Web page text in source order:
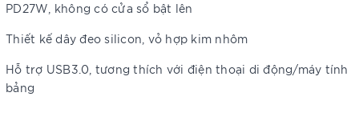
PD27W, không có cửa sổ bật lên
Thiết kế dây đeo silicon, vỏ hợp kim nhôm
Hỗ trợ USB3.0, tương thích với điện thoại di động/máy tính
bảng